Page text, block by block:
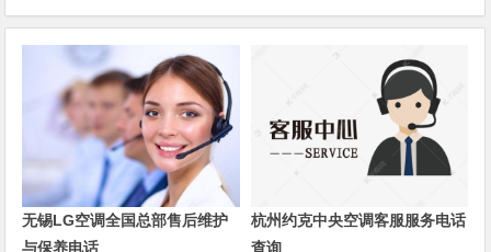
无锡LG空调全国总部售后维护
与保养电话
杭州约克中央空调客服服务电话
查询